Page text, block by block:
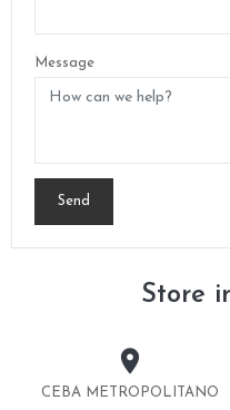
Message
Store

CEBA METROPOLITANO